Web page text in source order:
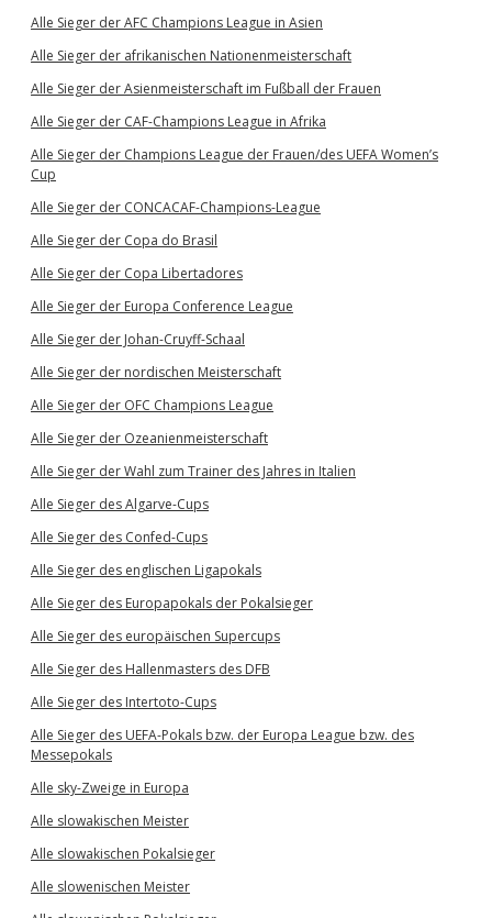
Alle Sieger der AFC Champions League in Asien
Alle Sieger der afrikanischen Nationenmeisterschaft
Alle Sieger der Asienmeisterschaft im Fußball der Frauen
Alle Sieger der CAF-Champions League in Afrika
Alle Sieger der Champions League der Frauen/des UEFA Women’s
Cup
Alle Sieger der CONCACAF-Champions-League
Alle Sieger der Copa do Brasil
Alle Sieger der Copa Libertadores
Alle Sieger der Europa Conference League
Alle Sieger der Johan-Cruyff-Schaal
Alle Sieger der nordischen Meisterschaft
Alle Sieger der OFC Champions League
Alle Sieger der Ozeanienmeisterschaft
Alle Sieger der Wahl zum Trainer des Jahres in Italien
Alle Sieger des Algarve-Cups
Alle Sieger des Confed-Cups
Alle Sieger des englischen Ligapokals
Alle Sieger des Europapokals der Pokalsieger
Alle Sieger des europäischen Supercups
Alle Sieger des Hallenmasters des DFB
Alle Sieger des Intertoto-Cups
Alle Sieger des UEFA-Pokals bzw. der Europa League bzw. des
Messepokals
Alle sky-Zweige in Europa
Alle slowakischen Meister
Alle slowakischen Pokalsieger
Alle slowenischen Meister